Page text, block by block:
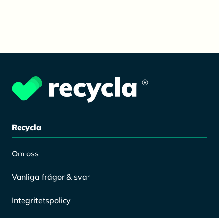
®
Recycla
Om oss
Vanliga frågor & svar
Integritetspolicy